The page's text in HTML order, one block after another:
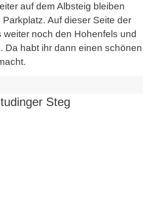
auf dem Albsteig bleiben
Auf dieser Seite der
weiter noch den Hohenfels und
Da habt ihr dann einen schönen
Steg